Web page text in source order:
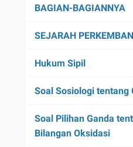
BAGIAN-BAGIANNYA
SEJARAH
Hukum Sipil
Soal Sosiologi tentang
Soal Pilihan Ganda
Bilangan Oksidasi